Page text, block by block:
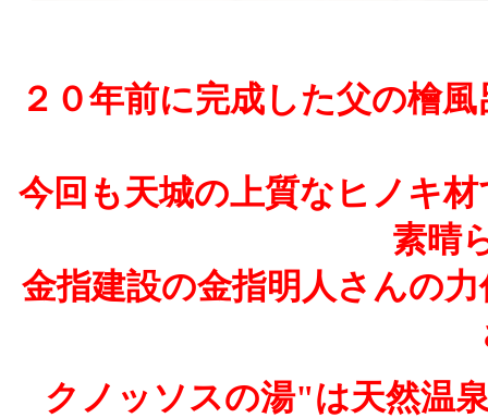
２０年前に完成した父の檜
今回も天城の上質なヒノキ
素晴
金指建設の金指明人さんの
クノッソスの湯"は天然温